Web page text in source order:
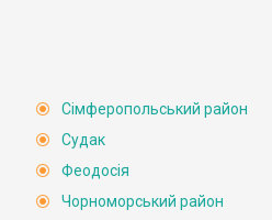
Сімферопольський район
Судак
Феодосія
Чорноморський район